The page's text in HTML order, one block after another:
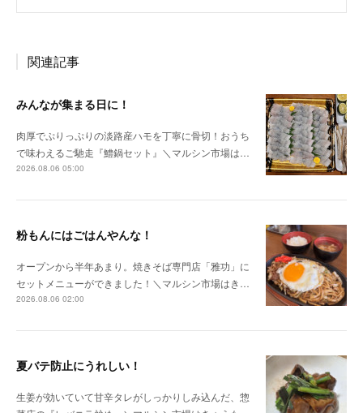
関連記事
みんなが集まる日に！
肉厚でぷりっぷりの淡路産ハモを丁寧に骨切！おうち
で味わえるご馳走『鱧鍋セット』＼マルシン市場は…
2026.08.06 05:00
粉もんにはごはんやんな！
オープンから半年あまり。焼きそば専門店「雅功」に
セットメニューができました！＼マルシン市場はき…
2026.08.06 02:00
夏バテ防止にうれしい！
生姜が効いていて甘辛タレがしっかりしみ込んだ、惣